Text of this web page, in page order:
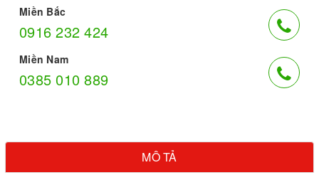
Miền Bắc
0916 232 424
Miền Nam
0385 010 889
MÔ TẢ